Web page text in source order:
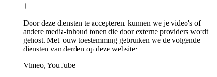
Door deze diensten te accepteren, kunnen we je video's of
andere media-inhoud tonen die door externe providers wordt
gehost. Met jouw toestemming gebruiken we de volgende
diensten van derden op deze website:
Vimeo, YouTube